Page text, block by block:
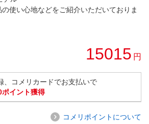
使い心地などをご紹介いただいておりま
15015 円
、コメリカードでお支払いで
ポイント獲得
コメリポイントについて